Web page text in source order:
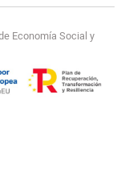
Economía Social y